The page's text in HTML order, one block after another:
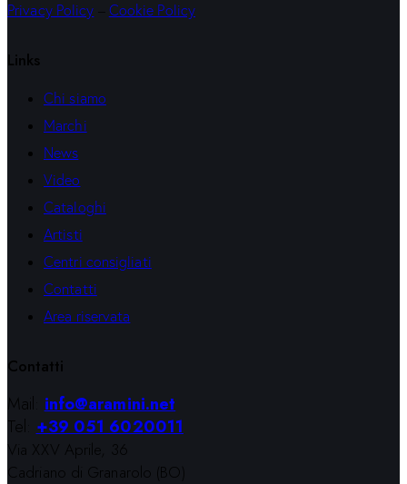
Privacy Policy Cookie Policy
Links
Chi siamo
Marchi
News
Video
Cataloghi
Artisti
Centri consigliati
Contatti
Area riservata
Contatti
Mail:info@aramini.net
Tel:+39 051 6020011
Via XXV Aprile, 36
Cadriano di Granarolo (BO)